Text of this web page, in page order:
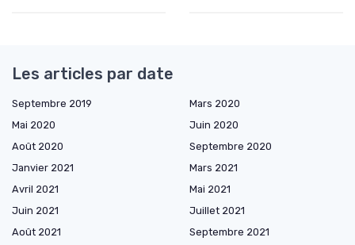
Les articles par date
Septembre 2019
Mars 2020
Mai 2020
Juin 2020
Août 2020
Septembre 2020
Janvier 2021
Mars 2021
Avril 2021
Mai 2021
Juin 2021
Juillet 2021
Août 2021
Septembre 2021